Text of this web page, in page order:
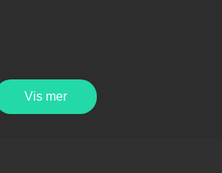
Vis mer